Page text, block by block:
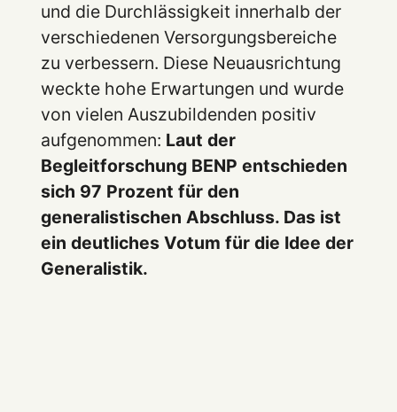
und die Durchlässigkeit innerhalb der
verschiedenen Versorgungsbereiche
zu verbessern. Diese Neuausrichtung
weckte hohe Erwartungen und wurde
von vielen Auszubildenden positiv
aufgenommen: Laut der
Begleitforschung BENP entschieden
sich 97 Prozent für den
generalistischen Abschluss. Das ist
ein deutliches Votum für die Idee der
Generalistik.